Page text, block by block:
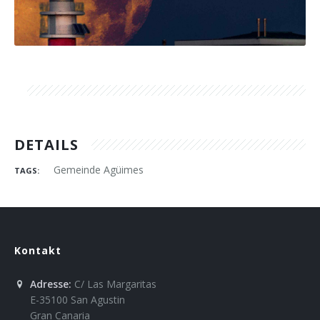
Über uns
DETAILS
TAGS: Gemeinde Agüimes
Kontakt
Adresse: C/ Las Margaritas
E-35100 San Agustin
Gran Canaria